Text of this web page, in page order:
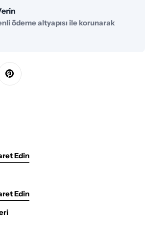
ödeme altyapısı ile korunarak
Edin
Edin